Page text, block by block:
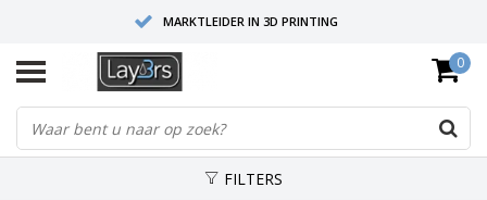
MARKTLEIDER IN 3D PRINTING
HOOGWAARDIGE SERVICE EN SUPPORT
FYSIEKE SHOWROOMS
0
FILTERS